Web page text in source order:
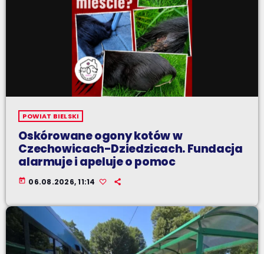
POWIAT BIELSKI
Oskórowane ogony kotów w
Czechowicach-Dziedzicach. Fundacja
alarmuje i apeluje o pomoc
today 06.08.2026, 11:14